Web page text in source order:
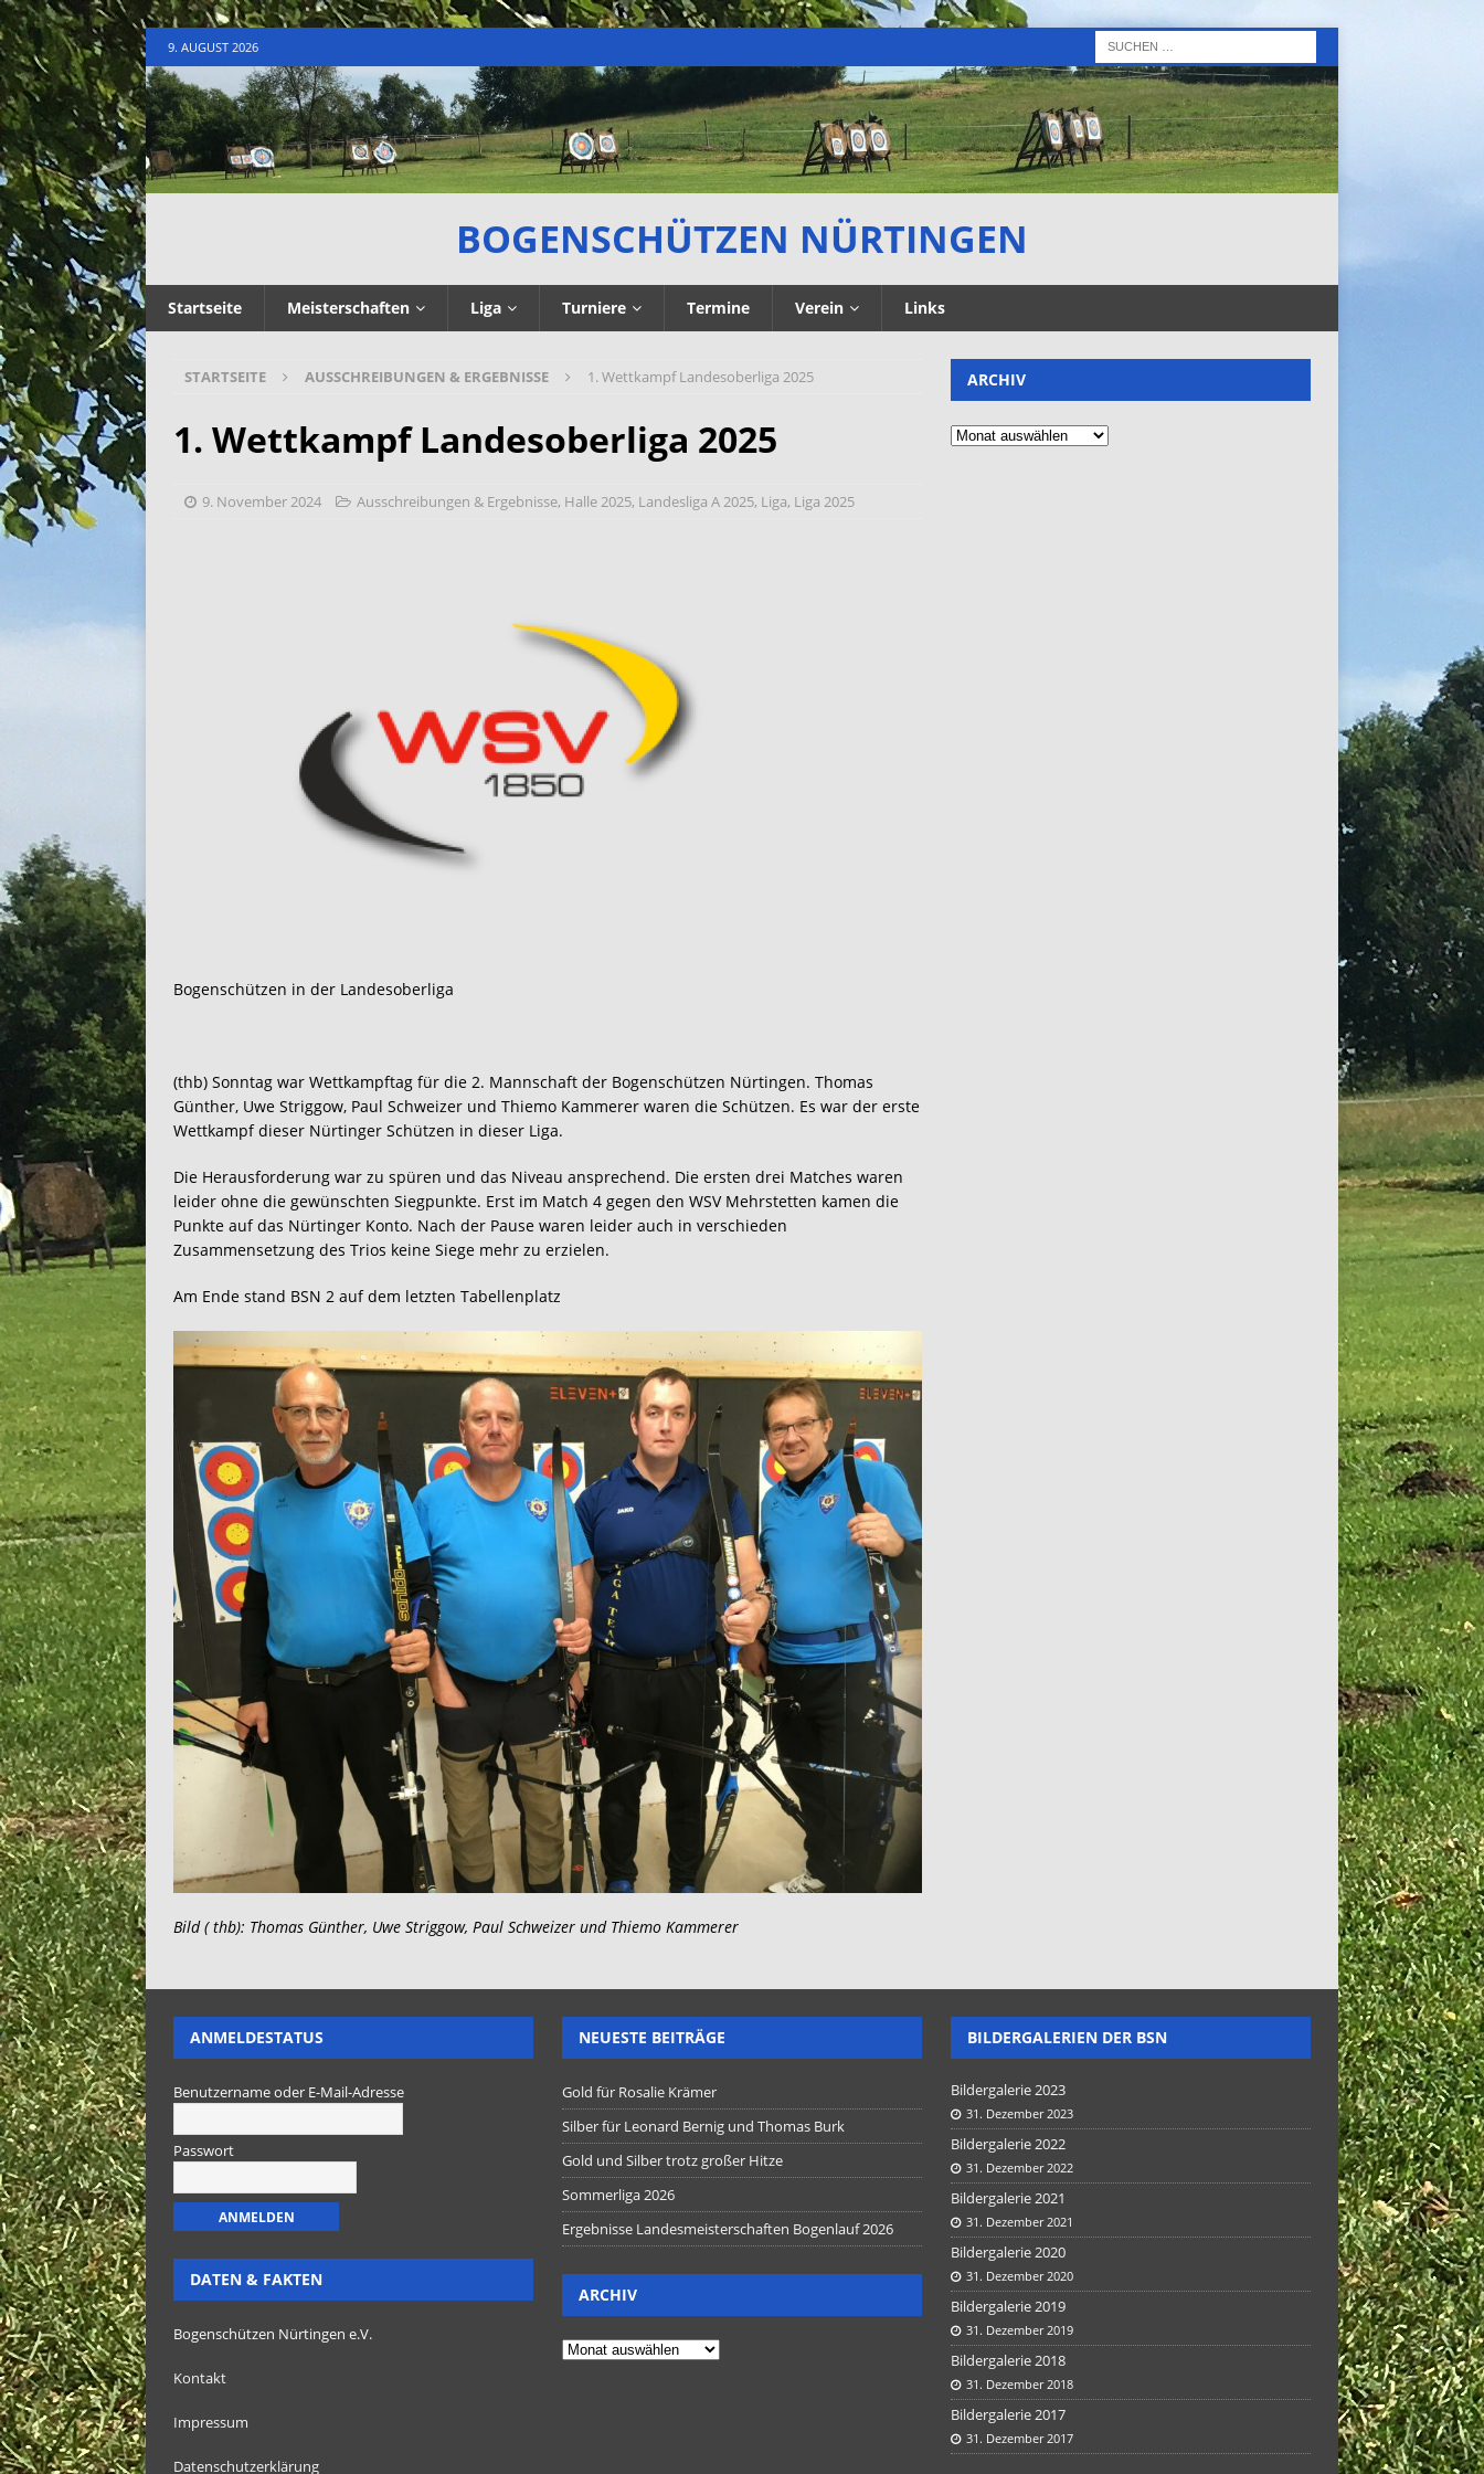
9. AUGUST 2026
BOGENSCHÜTZEN NÜRTINGEN
Startseite Meisterschaften Liga Turniere Termine Verein Links
STARTSEITE AUSSCHREIBUNGEN & ERGEBNISSE 1. Wettkampf Landesoberliga 2025
1. Wettkampf Landesoberliga 2025
9. November 2024 Ausschreibungen & Ergebnisse, Halle 2025, Landesliga A 2025, Liga, Liga 2025
Bogenschützen in der Landesoberliga
(thb) Sonntag war Wettkampftag für die 2. Mannschaft der Bogenschützen Nürtingen. Thomas
Günther, Uwe Striggow, Paul Schweizer und Thiemo Kammerer waren die Schützen. Es war der erste
Wettkampf dieser Nürtinger Schützen in dieser Liga.
Die Herausforderung war zu spüren und das Niveau ansprechend. Die ersten drei Matches waren
leider ohne die gewünschten Siegpunkte. Erst im Match 4 gegen den WSV Mehrstetten kamen die
Punkte auf das Nürtinger Konto. Nach der Pause waren leider auch in verschieden
Zusammensetzung des Trios keine Siege mehr zu erzielen.
Am Ende stand BSN 2 auf dem letzten Tabellenplatz
Bild ( thb): Thomas Günther, Uwe Striggow, Paul Schweizer und Thiemo Kammerer
ARCHIV
ANMELDESTATUS
Benutzername oder E-Mail-Adresse
Passwort
DATEN & FAKTEN
Bogenschützen Nürtingen e.V.
Kontakt
Impressum
Datenschutzerklärung
NEUESTE BEITRÄGE
Gold für Rosalie Krämer
Silber für Leonard Bernig und Thomas Burk
Gold und Silber trotz großer Hitze
Sommerliga 2026
Ergebnisse Landesmeisterschaften Bogenlauf 2026
ARCHIV
BILDERGALERIEN DER BSN
Bildergalerie 2023
31. Dezember 2023
Bildergalerie 2022
31. Dezember 2022
Bildergalerie 2021
31. Dezember 2021
Bildergalerie 2020
31. Dezember 2020
Bildergalerie 2019
31. Dezember 2019
Bildergalerie 2018
31. Dezember 2018
Bildergalerie 2017
31. Dezember 2017